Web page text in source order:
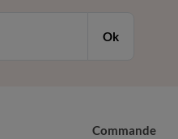
Ok
Commande